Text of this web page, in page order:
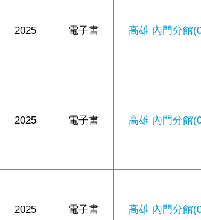
2025 電子書 高雄 內門分館
2025 電子書 高雄 內門分館
2025 電子書 高雄 內門分館